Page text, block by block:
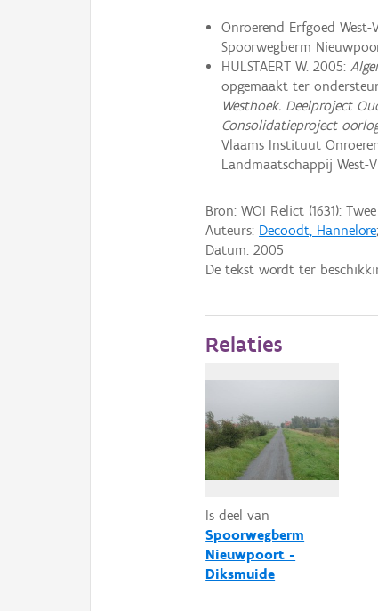
Onroerend Erfgoed West-
Spoorwegberm
HULSTAERT W. 2005:
opgemaakt ter
Westhoek. Deelproject
Consolidatieproject
Vlaams Instituut
Landmaatschappij West-
Bron: WOI Relict (1631):
Auteurs: Decoodt, Hannelore;
Datum:2005
De tekst wordt ter
Relaties
Is deel van
Spoorwegberm
Nieuwpoort -
Diksmuide